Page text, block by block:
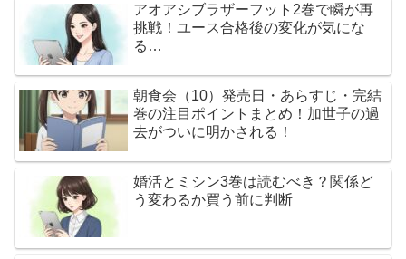
アオアシブラザーフット2巻で瞬が再
挑戦！ユース合格後の変化が気にな
る…
朝食会（10）発売日・あらすじ・完結
巻の注目ポイントまとめ！加世子の過
去がついに明かされる！
婚活とミシン3巻は読むべき？関係ど
う変わるか買う前に判断